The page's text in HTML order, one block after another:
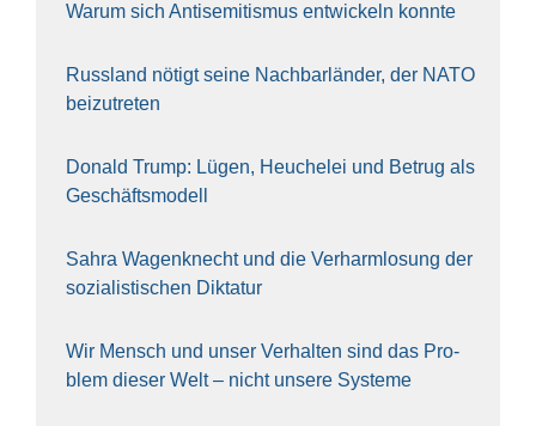
War­um sich Anti­se­mi­tis­mus ent­wi­ckeln konn­te
Russ­land nötigt sei­ne Nach­bar­län­der, der NATO
bei­zu­tre­ten
Donald Trump: Lügen, Heu­che­lei und Betrug als
Geschäfts­mo­dell
Sahra Wagen­knecht und die Ver­harm­lo­sung der
sozia­lis­ti­schen Dik­ta­tur
Wir Mensch und unser Ver­hal­ten sind das Pro­
blem die­ser Welt – nicht unse­re Sys‍te‍me